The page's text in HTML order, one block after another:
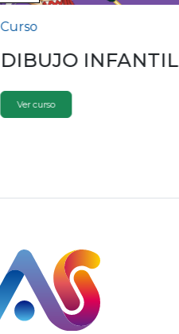
Curso
DIBUJO INFANTIL
Ver curso